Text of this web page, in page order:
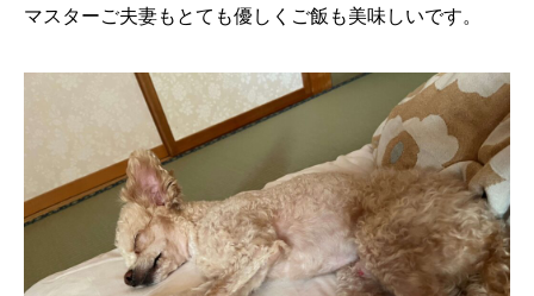
マスターご夫妻もとても優しくご飯も美味しいです。